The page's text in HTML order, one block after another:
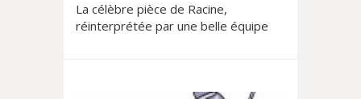
La célèbre pièce de Racine,
réinterprétée par une belle équipe